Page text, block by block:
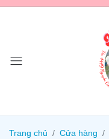
Trang chủ Cửa hàng